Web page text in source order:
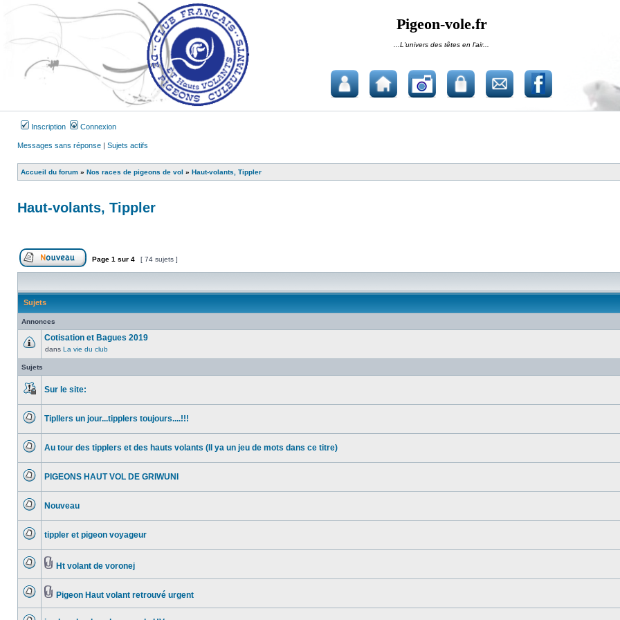
Pigeon-vole.fr
...L'univers des têtes en l'air...
Inscription Connexion
Messages sans réponse | Sujets actifs
Accueil du forum » Nos races de pigeons de vol » Haut-volants, Tippler
Haut-volants, Tippler
Publier un nouveau sujet
Page 1 sur 4 [ 74 sujets ]
Sujets
Annonces
Aucun
message
non
Cotisation et Bagues 2019
dans La vie du club
Sujets
pouvez
rien
ou
éditer.
Sur le site:
non
Tipllers un jour...tipplers toujours....!!!
non
Au tour des tipplers et des hauts volants (Il ya un jeu de mots dans ce titre)
non
PIGEONS HAUT VOL DE GRIWUNI
non
Nouveau
message
non
tippler et pigeon voyageur
message
non
Ht volant de voronej
Pigeon Haut volant retrouvé urgent